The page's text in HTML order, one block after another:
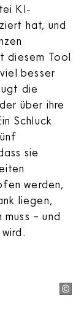
KI-
hat, und
diesem Tool
besser
die
über ihre
Schluck
sie
werden,
liegen,
– und